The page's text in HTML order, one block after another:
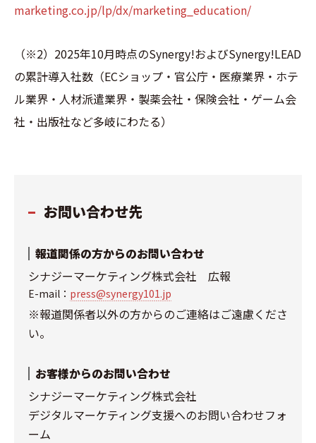
marketing.co.jp/lp/dx/marketing_education/
（※2）2025年10月時点のSynergy!およびSynergy!LEAD
の累計導入社数（ECショップ・官公庁・医療業界・ホテ
ル業界・人材派遣業界・製薬会社・保険会社・ゲーム会
社・出版社など多岐にわたる）
お問い合わせ先
報道関係の方からのお問い合わせ
シナジーマーケティング株式会社 広報
E-mail： press@synergy101.jp
※報道関係者以外の方からのご連絡はご遠慮くださ
い。
お客様からのお問い合わせ
シナジーマーケティング株式会社
デジタルマーケティング支援へのお問い合わせフォ
ーム